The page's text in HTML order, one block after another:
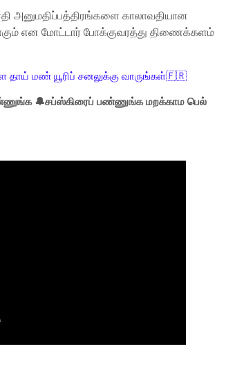
அனுமதிப்பத்திரங்களை காலாவதியான
என மோட்டார் போக்குவரத்து திணைக்களம்
மண் யூரிப் சனலுக்கு வாருங்கள்🇫🇷
🔔சப்ஸ்கிரைப் பண்ணுங்க மறக்காம பெல்